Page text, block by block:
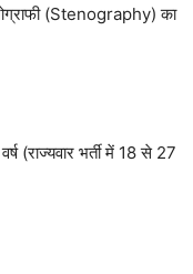
(Stenography) का
(राज्यवार भर्ती में 18 से 27